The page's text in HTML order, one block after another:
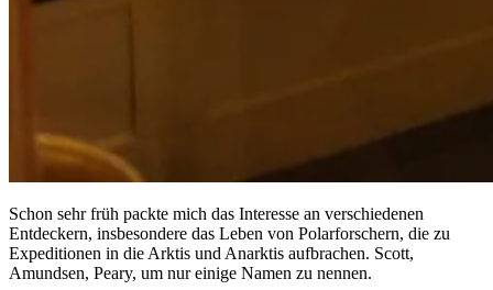
Schon sehr früh packte mich das Interesse an verschiedenen
Entdeckern, insbesondere das Leben von Polarforschern, die zu
Expeditionen in die Arktis und Anarktis aufbrachen. Scott,
Amundsen, Peary, um nur einige Namen zu nennen.